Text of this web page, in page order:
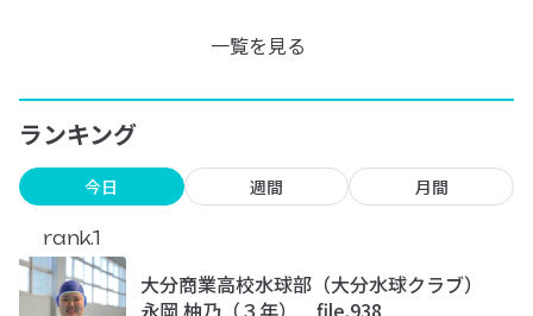
一覧を見る
ランキング
今日 週間 月間
rank.1
大分商業高校水球部（大分水球クラブ）
永岡 柚乃（３年） file.938